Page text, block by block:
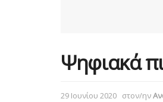
Ψηφιακά
29 Ιουνίου 2020 στον/ην